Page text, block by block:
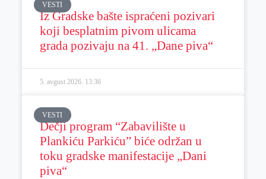
VESTI
Iz Gradske bašte ispraćeni pozivari
koji besplatnim pivom ulicama
grada pozivaju na 41. „Dane piva“
5. avgust 2026. 13:36
VESTI
Dečji program “Zabavilište u
Plankiću Parkiću” biće održan u
toku gradske manifestacije „Dani
piva“